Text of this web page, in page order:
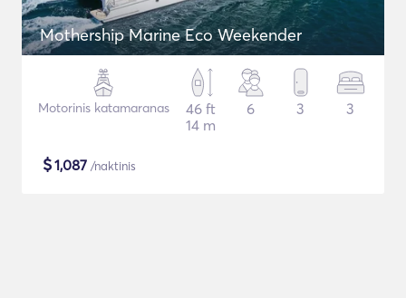
Mothership Marine Eco Weekender
Motorinis katamaranas
46 ft
14 m
6 3 3
$1,087 /naktinis